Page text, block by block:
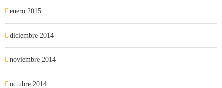
enero 2015
diciembre 2014
noviembre 2014
octubre 2014